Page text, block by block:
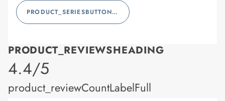
PRODUCT_SERIESBUTTONLABEL
PRODUCT_REVIEWSHEADING
product_rating
4.4/5
product_reviewCountLabelFull